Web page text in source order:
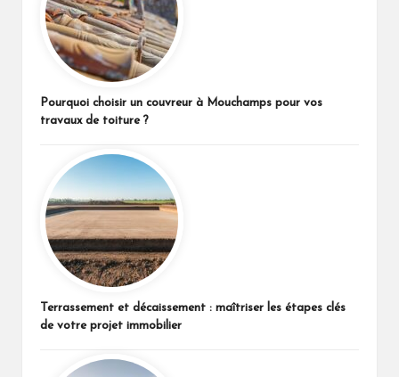
Pourquoi choisir un couvreur à Mouchamps pour vos
travaux de toiture ?
Terrassement et décaissement : maîtriser les étapes clés
de votre projet immobilier